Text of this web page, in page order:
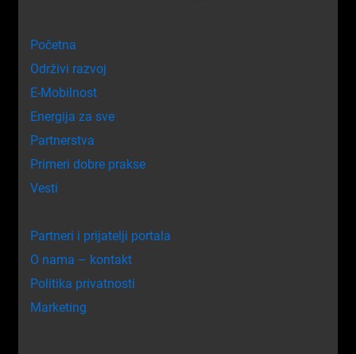
Početna
Održivi razvoj
E-Mobilnost
Energija za sve
Partnerstva
Primeri dobre prakse
Vesti
Partneri i prijatelji portala
O nama – kontakt
Politika privatnosti
Marketing